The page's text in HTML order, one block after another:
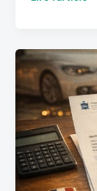
5
ans
d’assurance
sans
sinistre
?
Votre
relevé